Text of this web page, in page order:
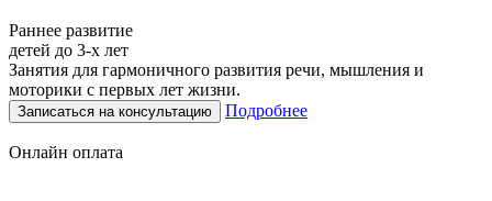
Раннее развитие
детей до 3-х лет
Занятия для гармоничного развития речи, мышления и
моторики с первых лет жизни.
Записаться на консультацию Подробнее
Онлайн оплата